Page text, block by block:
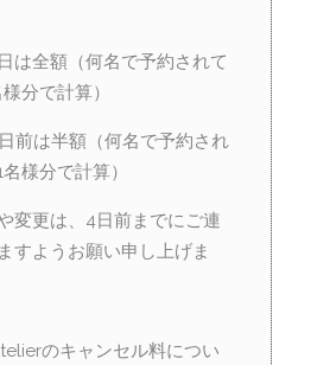
は全額（何名で予約されて
分で計算）
前は半額（何名で予約され
様分で計算）
変更は、4日前までにご連
すようお願い申し上げま
のキャンセル料につい